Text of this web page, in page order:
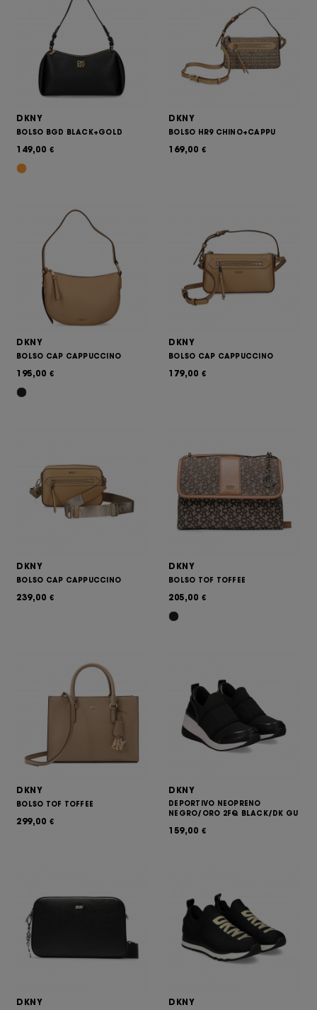
DKNY
BOLSO BGD BLACK+GOLD
149,00 €
DKNY
BOLSO HR9 CHINO+CAPPU
169,00 €
DKNY
BOLSO CAP CAPPUCCINO
195,00 €
DKNY
BOLSO CAP CAPPUCCINO
179,00 €
DKNY
BOLSO CAP CAPPUCCINO
239,00 €
DKNY
BOLSO TOF TOFFEE
205,00 €
DKNY
BOLSO TOF TOFFEE
299,00 €
DKNY
DEPORTIVO NEOPRENO
NEGRO/ORO 2FQ BLACK/DK GU
159,00 €
DKNY DKNY